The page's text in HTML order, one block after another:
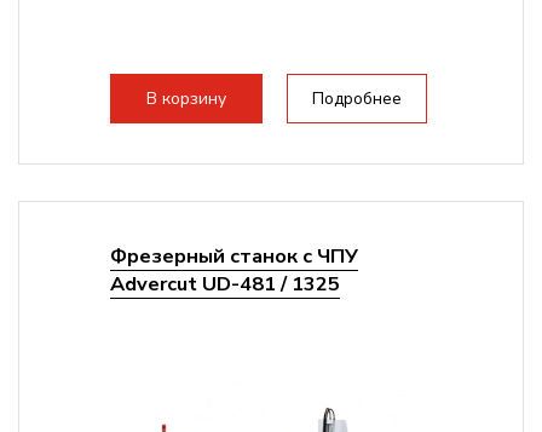
В корзину Подробнее
Фрезерный станок с ЧПУ
Advercut UD-481 / 1325